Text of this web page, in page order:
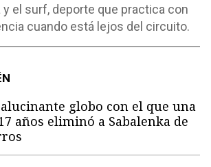
el surf, deporte que practica con
cuando está lejos del circuito.
globo con el que una
años eliminó a Sabalenka de